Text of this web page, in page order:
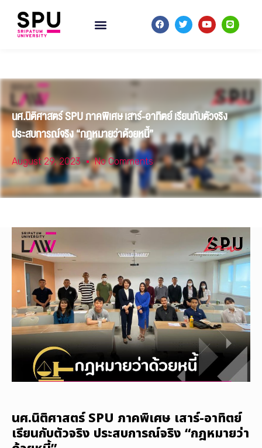
นศ.นิติศาสตร์ SPU ภาคพิเศษ เสาร์-อาทิตย์ เรียนกับตัวจริง
ประสบการณ์จริง “กฎหมายว่าด้วยหนี้”
August 29, 2023 No Comments
นศ.นิติศาสตร์ SPU ภาคพิเศษ เสาร์-อาทิตย์
เรียนกับตัวจริง ประสบการณ์จริง “กฎหมายว่า